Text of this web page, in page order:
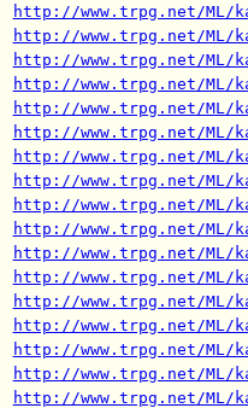
http://www.trpg.net/ML/
http://www.trpg.net/ML/
http://www.trpg.net/ML/
http://www.trpg.net/ML/
http://www.trpg.net/ML/
http://www.trpg.net/ML/
http://www.trpg.net/ML/
http://www.trpg.net/ML/
http://www.trpg.net/ML/
http://www.trpg.net/ML/
http://www.trpg.net/ML/
http://www.trpg.net/ML/
http://www.trpg.net/ML/
http://www.trpg.net/ML/
http://www.trpg.net/ML/
http://www.trpg.net/ML/
http://www.trpg.net/ML/